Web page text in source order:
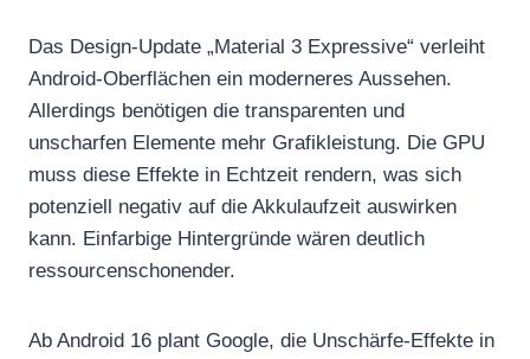
Das Design-Update „Material 3 Expressive“ verleiht
Android-Oberflächen ein moderneres Aussehen.
Allerdings benötigen die transparenten und
unscharfen Elemente mehr Grafikleistung. Die GPU
muss diese Effekte in Echtzeit rendern, was sich
potenziell negativ auf die Akkulaufzeit auswirken
kann. Einfarbige Hintergründe wären deutlich
ressourcenschonender.
Ab Android 16 plant Google, die Unschärfe-Effekte in